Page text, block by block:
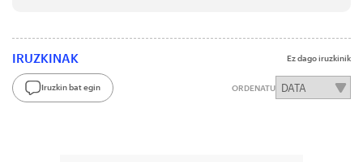
IRUZKINAK Ez dago iruzkinik
Iruzkin bat egin ORDENATU